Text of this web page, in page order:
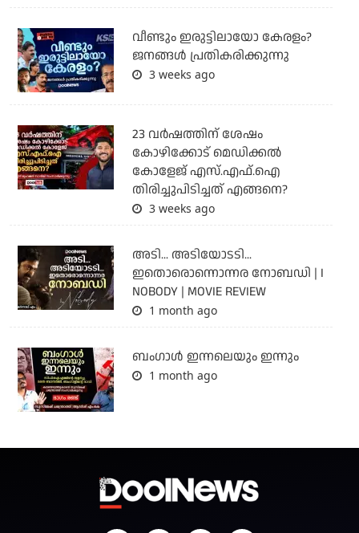
വീണ്ടും ഇരുട്ടിലായോ കേരളം?
ജനങ്ങൾ പ്രതികരിക്കുന്നു
3 weeks ago
23 വർഷത്തിന് ശേഷം
കോഴിക്കോട് മെഡിക്കൽ
കോളേജ് എസ്.എഫ്.ഐ
തിരിച്ചുപിടിച്ചത് എങ്ങനെ?
3 weeks ago
അടി... അടിയോടടി...
ഇതൊരൊന്നൊന്നര നോബഡി | I
NOBODY | MOVIE REVIEW
1 month ago
ബംഗാള്‍ ഇന്നലെയും ഇന്നും
1 month ago